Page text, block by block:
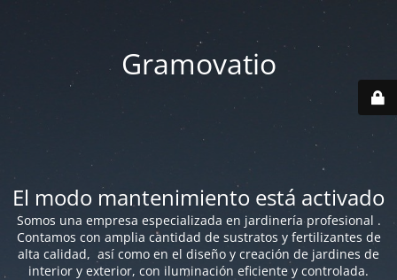
Gramovatio
El modo mantenimiento está activado
Somos una empresa especializada en jardinería profesional .
Contamos con amplia cantidad de sustratos y fertilizantes de
alta calidad, así como en el diseño y creación de jardines de
interior y exterior, con iluminación eficiente y controlada.